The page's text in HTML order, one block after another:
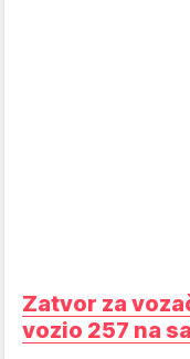
Zatvor za
vozio 257 na